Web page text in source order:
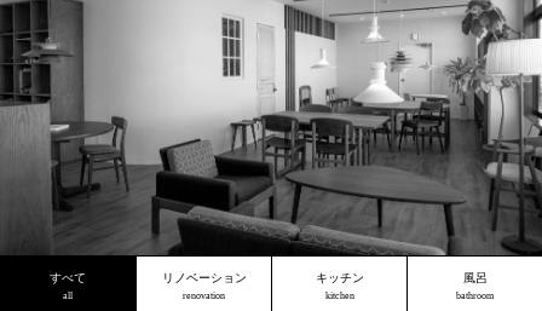
すべて
all
リノベーション
renovation
キッチン
kitchen
風呂
bathroom